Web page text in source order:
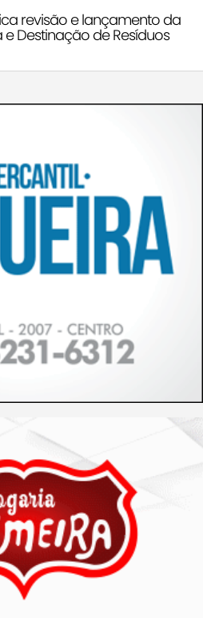
revisão e lançamento da
e Destinação de Resíduos